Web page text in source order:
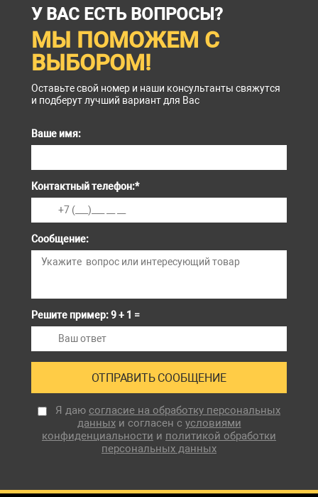
У ВАС ЕСТЬ ВОПРОСЫ?
МЫ ПОМОЖЕМ С
ВЫБОРОМ!
Оставьте свой номер и наши консультанты свяжутся
и подберут лучший вариант для Вас
Ваше имя:
Контактный телефон:*
Сообщение:
Решите пример: 9 + 1 =
Я даю согласие на обработку персональных
данныхи согласен с условиями
конфиденциальности и политикой обработки
персональных данных